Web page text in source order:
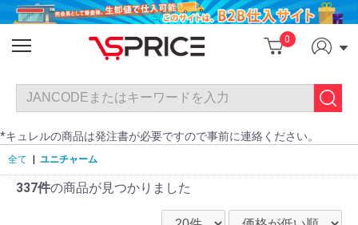
0
*キュレルの商品は発注書が必要ですので事前に連絡ください。
全て | ユニチャーム
337件の商品が見つかりました